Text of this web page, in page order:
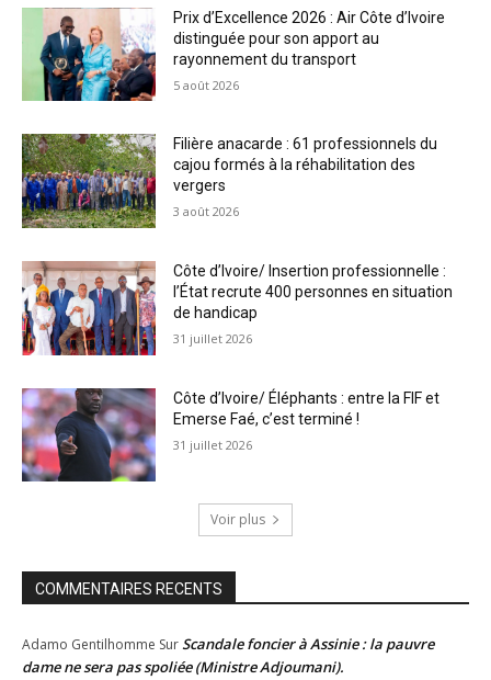
Prix d’Excellence 2026 : Air Côte d’Ivoire
distinguée pour son apport au
rayonnement du transport
5 août 2026
Filière anacarde : 61 professionnels du
cajou formés à la réhabilitation des
vergers
3 août 2026
Côte d’Ivoire/ Insertion professionnelle :
l’État recrute 400 personnes en situation
de handicap
31 juillet 2026
Côte d’Ivoire/ Éléphants : entre la FIF et
Emerse Faé, c’est terminé !
31 juillet 2026
Voir plus
COMMENTAIRES RECENTS
Adamo Gentilhomme SurScandale foncier à Assinie : la pauvre
dame ne sera pas spoliée (Ministre Adjoumani).